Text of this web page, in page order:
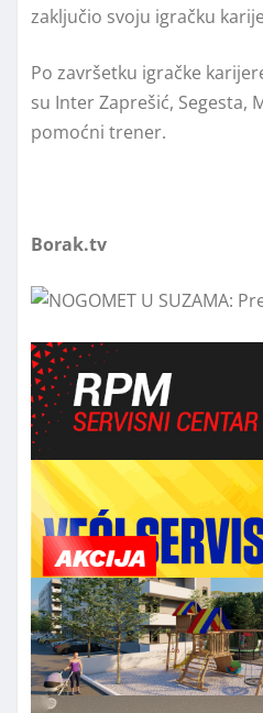
zaključio svoju igračku
Po završetku igračke
su Inter Zaprešić, Segesta,
pomoćni trener.
Borak.tv